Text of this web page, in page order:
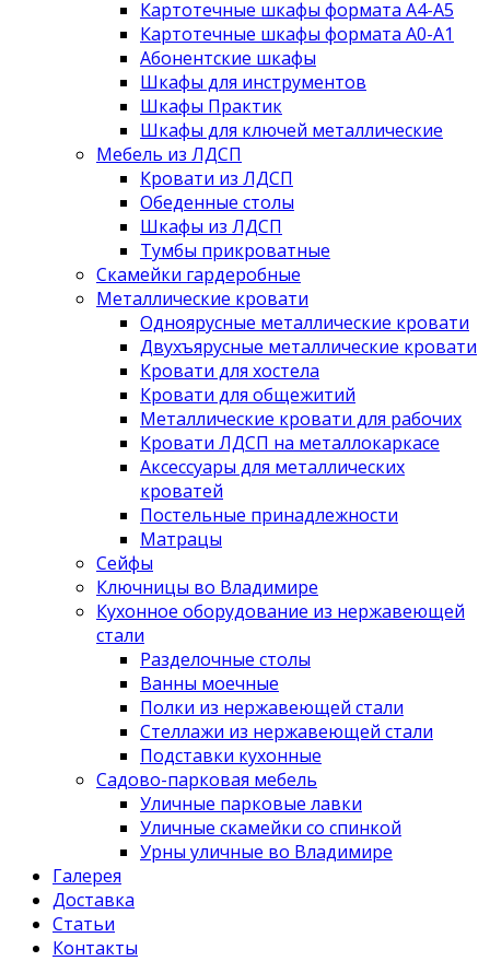
Картотечные шкафы формата А4-А5
Картотечные шкафы формата А0-А1
Абонентские шкафы
Шкафы для инструментов
Шкафы Практик
Шкафы для ключей металлические
Мебель из ЛДСП
Кровати из ЛДСП
Обеденные столы
Шкафы из ЛДСП
Тумбы прикроватные
Скамейки гардеробные
Металлические кровати
Одноярусные металлические кровати
Двухъярусные металлические кровати
Кровати для хостела
Кровати для общежитий
Металлические кровати для рабочих
Кровати ЛДСП на металлокаркасе
Аксессуары для металлических
кроватей
Постельные принадлежности
Матрацы
Сейфы
Ключницы во Владимире
Кухонное оборудование из нержавеющей
стали
Разделочные столы
Ванны моечные
Полки из нержавеющей стали
Стеллажи из нержавеющей стали
Подставки кухонные
Садово-парковая мебель
Уличные парковые лавки
Уличные скамейки со спинкой
Урны уличные во Владимире
Галерея
Доставка
Статьи
Контакты